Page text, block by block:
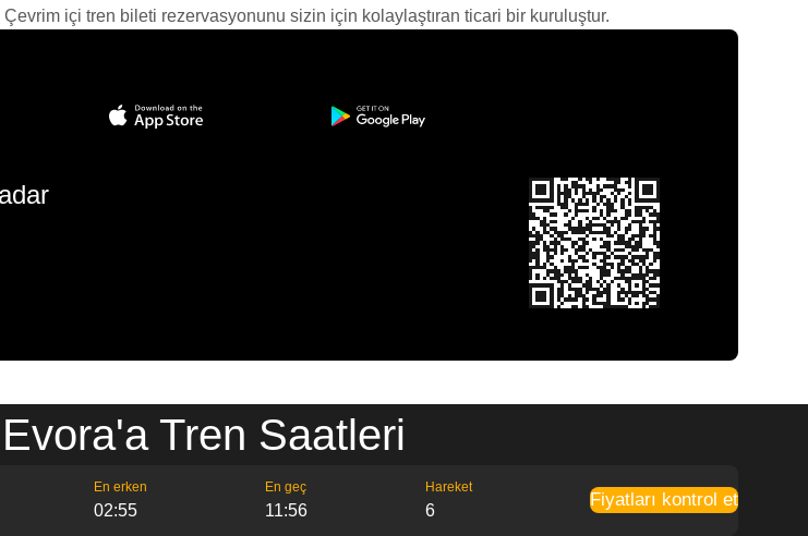
içi tren bileti rezervasyonunu sizin için kolaylaştıran ticari bir kuruluştur.
Tren Saatleri
En erken
02:55
En geç
11:56
Hareket
6
Fiyatları kontrol et